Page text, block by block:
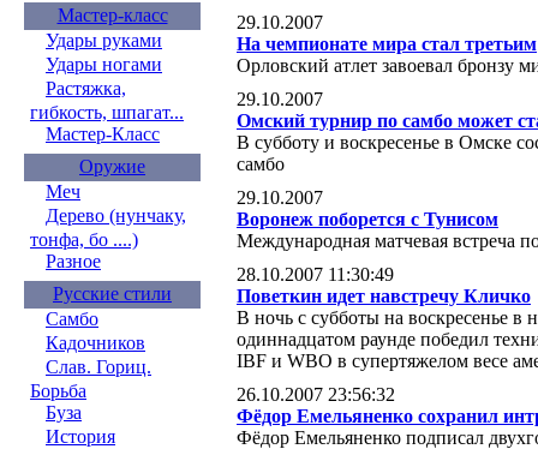
Мастер-класс
Удары руками
Удары ногами
Растяжка,
гибкость, шпагат...
Мастер-Класс
Оружие
Меч
Дерево (нунчаку,
тонфа, бо ....)
Разное
Русские стили
Самбо
Кадочников
Слав. Гориц.
Борьба
Буза
История
29.10.2007
На чемпионате мира стал третьим
Орловский атлет завоевал бронзу
29.10.2007
Омский турнир по самбо может
В субботу и воскресенье в Омске
самбо
29.10.2007
Воронеж поборется с Тунисом
Международная матчевая встреча
28.10.2007 11:30:49
Поветкин идет навстречу Кличко
В ночь с субботы на воскресенье
одиннадцатом раунде победил
IBF и WBO в супертяжелом весе
26.10.2007 23:56:32
Фёдор Емельяненко сохранил
Фёдор Емельяненко подписал